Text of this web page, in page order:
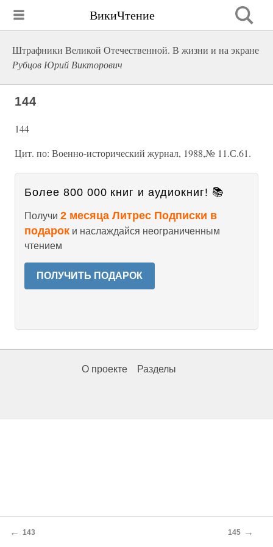
ВикиЧтение
Штрафники Великой Отечественной. В жизни и на экране
Рубцов Юрий Викторович
144
144
Цит. по: Военно-исторический журнал, 1988,№ 11.С.61.
Более 800 000 книг и аудиокниг! 📚
Получи 2 месяца Литрес Подписки в
подарок и наслаждайся неограниченным
чтением
ПОЛУЧИТЬ ПОДАРОК
О проекте Разделы
← 143 145 →